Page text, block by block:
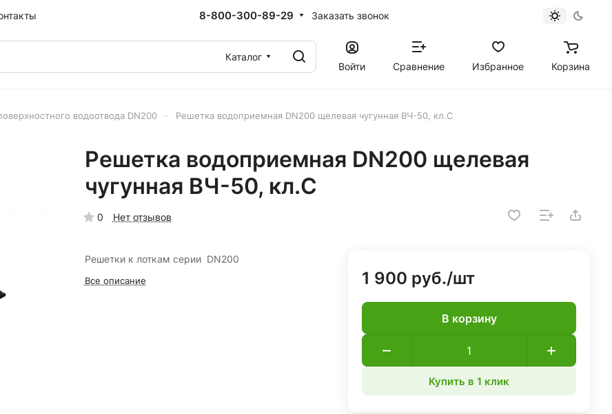
8-800-300-89-29 Заказать звонок
Каталог
Войти
Сравнение Избранное Корзина
водоотвода DN200 Решетка водоприемная DN200 щелевая чугунная ВЧ-50, кл.С
Решетка водоприемная DN200 щелевая
чугунная ВЧ-50, кл.С
0 Нет отзывов
Решетки к лоткам серии DN200
Все описание 1 900 руб./шт
В корзину
Купить в 1 клик